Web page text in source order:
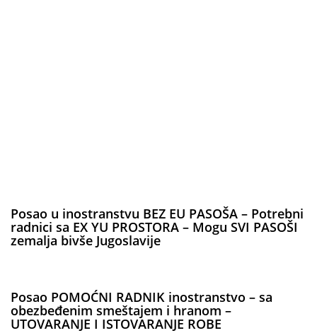
Posao u inostranstvu BEZ EU PASOŠA – Potrebni
radnici sa EX YU PROSTORA – Mogu SVI PASOŠI
zemalja bivše Jugoslavije
Posao POMOĆNI RADNIK inostranstvo – sa
obezbeđenim smeštajem i hranom –
UTOVARANJE I ISTOVARANJE ROBE